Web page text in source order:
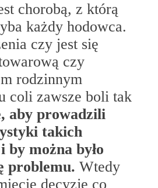
chorobą, z którą
każdy hodowca.
czy jest się
czy
rodzinnym
coli zawsze boli tak
aby prowadzili
takich
by można było
problemu. Wtedy
decyzję co